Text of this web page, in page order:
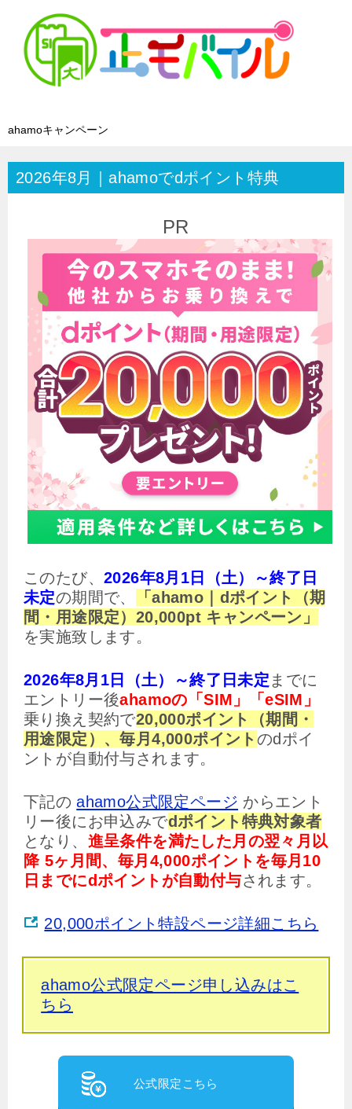
ahamoキャンペーン
2026年8月｜ahamoでdポイント特典
PR
このたび、 2026年8月1日（土）～終了日
未定の期間で、
「ahamo｜dポイント（期
間・用途限定）20,000pt キャンペーン」
を実施致します。
2026年8月1日（土）～終了日未定 までに
エントリー後ahamoの「SIM」「eSIM」
乗り換え契約で20,000ポイント（期間・
用途限定）、毎月4,000ポイント のdポイ
ントが自動付与されます。
下記の ahamo公式限定ページ からエント
リー後にお申込みでdポイント特典対象者
となり、 進呈条件を満たした月の翌々月以
降 5ヶ月間、毎月4,000ポイントを毎月10
日までにdポイントが自動付与されます。
20,000ポイント特設ページ詳細こちら
ahamo公式限定ページ申し込みはこ
ちら
公式限定こちら